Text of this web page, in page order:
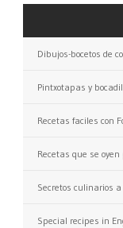
Dibujos-bocetos de
Pintxotapas y
Recetas faciles con
Recetas que se
Secretos culinarios a
Special recipes in